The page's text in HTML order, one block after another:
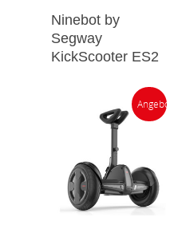
Ninebot by
Segway
KickScooter ES2
Angebot!